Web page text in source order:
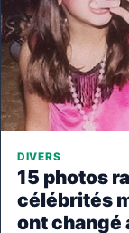
DIVERS
15 photos
célébrités
ont changé